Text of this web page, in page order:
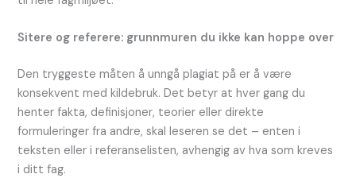
Sitere og referere: grunnmuren du ikke kan hoppe over
Den tryggeste måten å unngå plagiat på er å være
konsekvent med kildebruk. Det betyr at hver gang du
henter fakta, definisjoner, teorier eller direkte
formuleringer fra andre, skal leseren se det – enten i
teksten eller i referanselisten, avhengig av hva som kreves
i ditt fag.